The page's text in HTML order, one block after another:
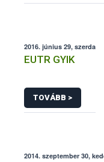
2016. június 29, szerda
EUTR GYIK
TOVÁBB >
2014. szeptember 30,